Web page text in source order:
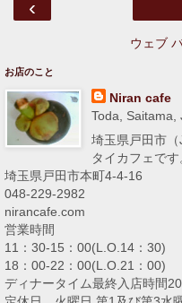
‹
ウェブ
お店のこと
Niran cafe
Toda, Saitama,
埼玉県戸田市
タイカフェです
埼玉県戸田市本町4-4-16
048-229-2982
nirancafe.com
営業時間
11：30-15：00(L.O.14：30)
18：00-22：00(L.O.21：00)
ディナータイム最終入店時間